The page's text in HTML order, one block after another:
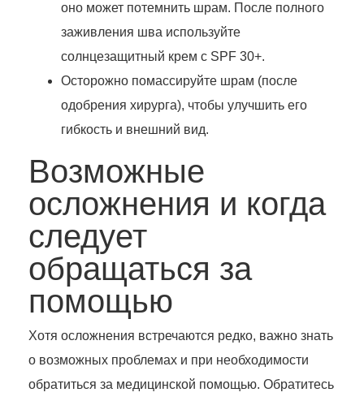
оно может потемнить шрам. После полного
заживления шва используйте
солнцезащитный крем с SPF 30+.
Осторожно помассируйте шрам (после
одобрения хирурга), чтобы улучшить его
гибкость и внешний вид.
Возможные
осложнения и когда
следует
обращаться за
помощью
Хотя осложнения встречаются редко, важно знать
о возможных проблемах и при необходимости
обратиться за медицинской помощью. Обратитесь